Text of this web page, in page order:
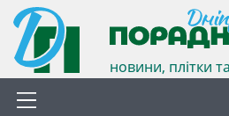
новини, плітки